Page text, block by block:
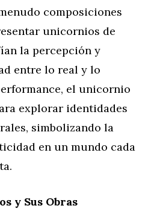
composiciones
unicornios de
la percepción y
entre lo real y lo
el unicornio
explorar identidades
simbolizando la
en un mundo cada
y Sus Obras